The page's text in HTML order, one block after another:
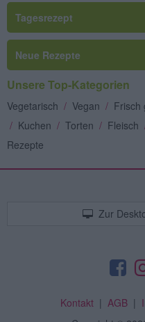
Tagesrezept
Neue Rezepte
Unsere Top-Kategorien
Vegetarisch / Vegan / Frisch
/ Kuchen / Torten / Fleisch
Rezepte
Zur
Kontakt| AGB|